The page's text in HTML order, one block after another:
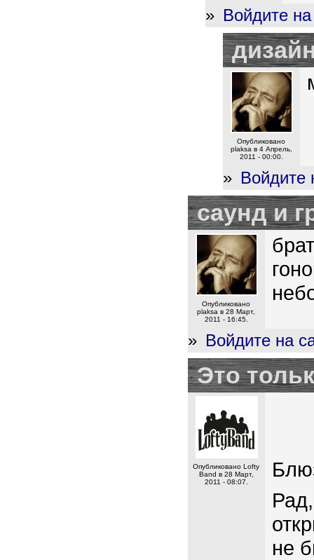
» Войдите на
Опубликовано
plaksa в 4 Апрель,
2011 - 00:00.
» Войдите
саунд и
Опубликовано
plaksa в 28 Март,
2011 - 16:45.
» Войдите на
Это
Опубликовано Lofty
Band в 28 Март,
2011 - 08:07.
не